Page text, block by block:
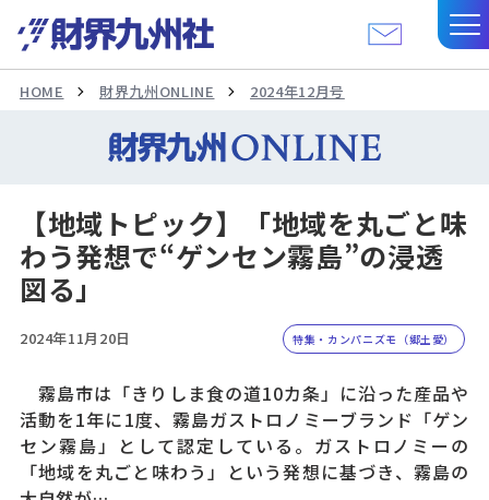
HOME 財界九州ONLINE 2024年12月号
【地域トピック】「地域を丸ごと味
わう発想で“ゲンセン霧島”の浸透
図る」
2024年11月20日 特集・カンパニズモ（郷土愛）
霧島市は「きりしま食の道10カ条」に沿った産品や
活動を1年に1度、霧島ガストロノミーブランド「ゲン
セン霧島」として認定している。ガストロノミーの
「地域を丸ごと味わう」という発想に基づき、霧島の